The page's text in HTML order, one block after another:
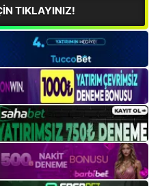
TIKLAYINIZ!